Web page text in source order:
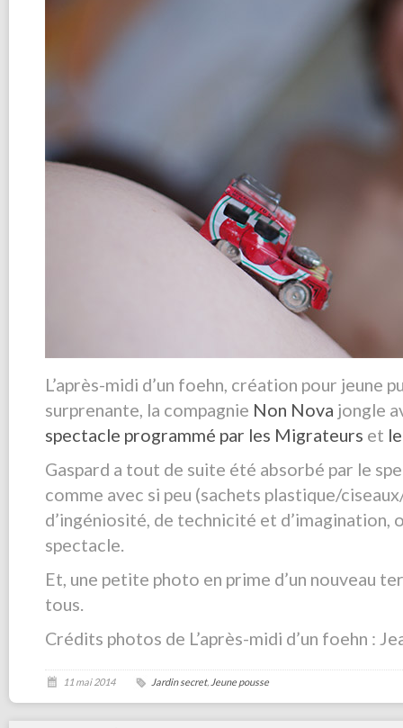
L’après-midi d’un foehn, création pour jeune
surprenante, la compagnie Non Nova jongle
spectacle programmé par les Migrateurs et
Gaspard a tout de suite été absorbé par le
comme avec si peu (sachets plastique/
d’ingéniosité, de technicité et d’imagination,
spectacle.
Et, une petite photo en prime d’un nouveau
tous.
Crédits photos de L’après-midi d’un foehn :
11 mai 2014 Jardin secret, Jeune pousse